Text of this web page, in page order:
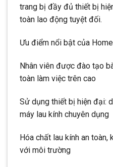
trang bị đầy đủ thiết bị
toàn lao động tuyệt đối.
Ưu điểm nổi bật của
Nhân viên được đào tạo
toàn làm việc trên cao
Sử dụng thiết bị hiện đại:
máy lau kính chuyên dụng
Hóa chất lau kính an toàn,
với môi trường